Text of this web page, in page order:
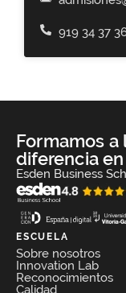
919 34 37
Formamos
diferencia
Esden Business
ESCUELA
Sobre nosotros
Innovation Lab
Reconocimientos
Calidad